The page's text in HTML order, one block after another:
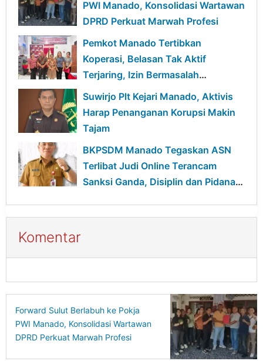
PWI Manado, Konsolidasi Wartawan
DPRD Perkuat Marwah Profesi
Pemkot Manado Tertibkan
Koperasi, Belasan Tak Aktif
Terjaring, Izin Bermasalah
Terancam Sanksi
Suwirjo Plt Kejari Manado, Aktivis
Harap Penanganan Korupsi Makin
Tajam
BKPSDM Manado Tegaskan ASN
Terlibat Judi Online Terancam
Sanksi Ganda, Disiplin dan Pidana
Komentar
Forward Sulut Berlabuh ke Pokja
PWI Manado, Konsolidasi Wartawan
DPRD Perkuat Marwah Profesi